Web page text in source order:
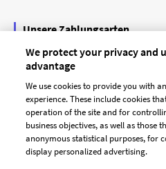
Unsere Zahlungsarten
We protect your privacy and
advantage
We use cookies to provide you with
experience. These include cookies
operation of the site and for
business objectives, as well as those
anonymous statistical purposes, for
display personalized advertising.